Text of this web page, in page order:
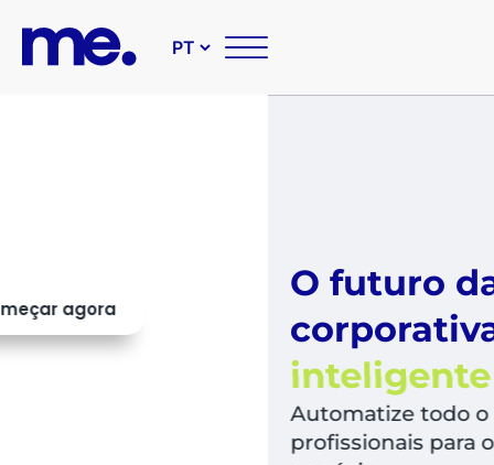
O futuro das suas
corporativas é
simples,
inteligente e sustentável
Automatize todo o fluxo de compras,
profissionais para o que mais agrega valor